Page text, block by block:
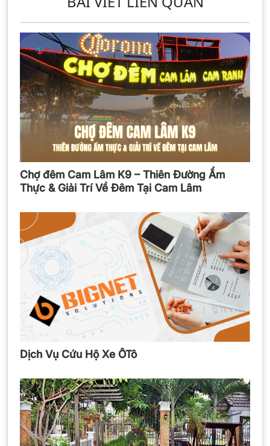
Chợ đêm Cam Lâm K9 – Thiên Đường Ẩm
Thực & Giải Trí Về Đêm Tại Cam Lâm
Dịch Vụ Cứu Hộ Xe ÔTô